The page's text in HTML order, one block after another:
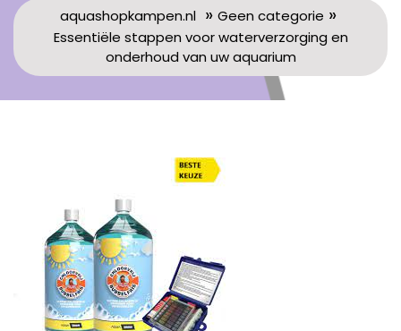
aquashopkampen.nl » Geen categorie »
Essentiële stappen voor waterverzorging en
onderhoud van uw aquarium